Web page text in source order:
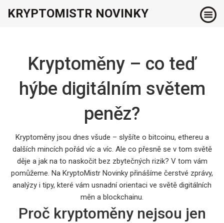
KRYPTOMISTR NOVINKY
Kryptoměny – co teď
hýbe digitálním světem
peněz?
Kryptoměny jsou dnes všude – slyšíte o bitcoinu, ethereu a
dalších mincích pořád víc a víc. Ale co přesně se v tom světě
děje a jak na to naskočit bez zbytečných rizik? V tom vám
pomůžeme. Na KryptoMistr Novinky přinášíme čerstvé zprávy,
analýzy i tipy, které vám usnadní orientaci ve světě digitálních
měn a blockchainu.
Proč kryptoměny nejsou jen